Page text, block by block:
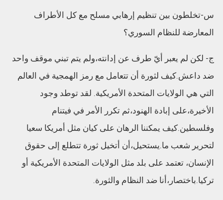
س-تخلطون بين تنظيم إرهابي مسلح مع كل الأطراف
المعارضة للنظام السوري؟
ج- لكن لم يعبر أيّ طرف عن إدانته،ولم يتم تبني موقف واحد
ضد داعش.كيف لثورة أن تتعامل مع رمز الهمجية في العالم
التي هي الولايات المتحدة الأمريكية. لقد توطد وجود
الأخيرة،على إبادة الهنود،ثم تكرر الأمر في فيتنام
وفلسطين.كيف يمكننا الرهان على كيان مثل أمريكا سعيا
لتحرير شعب ما.يستحيل،أن أتخيل ثورة تتطلع إلى حقوق
الإنسان، تعتمد على بلد مثل الولايات المتحدة الأمريكية أو
تركيا.باختصار،أنا ضد النظام والثورة.